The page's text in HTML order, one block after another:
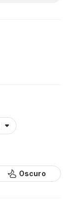
Oscuro